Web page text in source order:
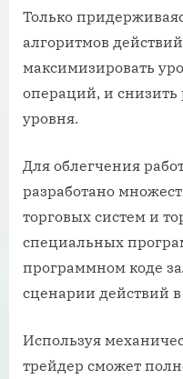
Только
алгоритмов
максимизировать
операций, и
уровня.
Для облегчения
разработано
торговых систем и
специальных
программном коде
сценарии действий
Используя
трейдер сможет